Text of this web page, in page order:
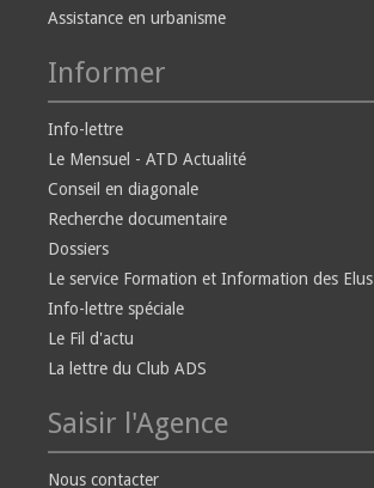
Assistance en urbanisme
Informer
Info-lettre
Le Mensuel - ATD Actualité
Conseil en diagonale
Recherche documentaire
Dossiers
Le service Formation et Information des Elus
Info-lettre spéciale
Le Fil d'actu
La lettre du Club ADS
Saisir l'Agence
Nous contacter